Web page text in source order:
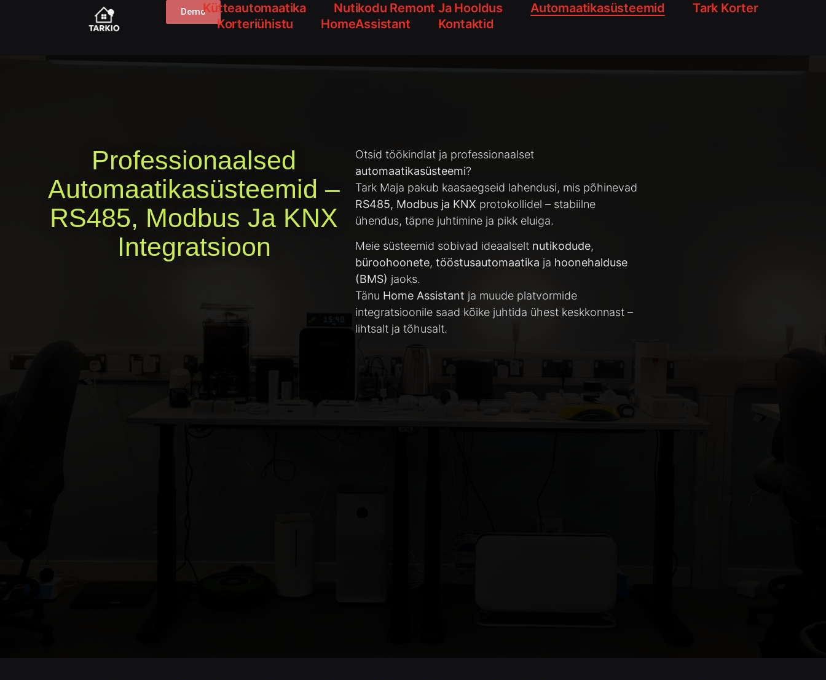
DemoKütteautomaatika Nutikodu Remont Ja Hooldus Automaatikasüsteemid
Tark Korter
Korteriühistu
HomeAssistant Kontaktid
Professionaalsed
Automaatikasüsteemid –
RS485, Modbus Ja KNX
Integratsioon
Otsid töökindlat ja professionaalset
automaatikasüsteemi?
Tark Maja pakub kaasaegseid lahendusi, mis põhinevad
RS485, Modbus ja KNX protokollidel – stabiilne
ühendus, täpne juhtimine ja pikk eluiga.
Meie süsteemid sobivad ideaalselt nutikodude,
büroohoonete, tööstusautomaatika ja hoonehalduse
(BMS) jaoks.
Tänu Home Assistant ja muude platvormide
integratsioonile saad kõike juhtida ühest keskkonnast –
lihtsalt ja tõhusalt.